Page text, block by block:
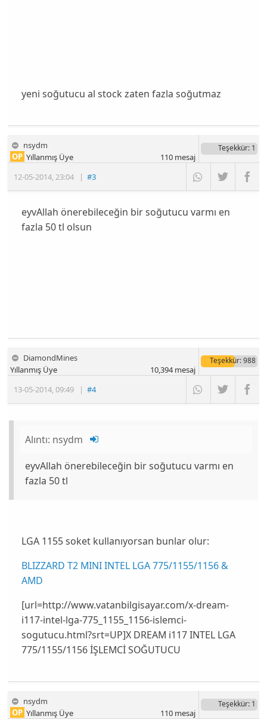
yeni soğutucu al stock zaten fazla soğutmaz
nsydm
12-05-2014,23:04 |#3
OP Yıllanmış Üye
Teşekkür: 1
110mesaj
eyvAllah önerebileceğin bir soğutucu varmı en
fazla 50 tl olsun
DiamondMines
13-05-2014,09:49 |#4
Yıllanmış Üye
Teşekkür: 988
10,394mesaj
Alıntı: nsydm
eyvAllah önerebileceğin bir soğutucu varmı en
fazla 50 tl
LGA 1155 soket kullanıyorsan bunlar olur:
BLIZZARD T2 MINI INTEL LGA 775/1155/1156 &
AMD
[url=http://www.vatanbilgisayar.com/x-dream-
i117-intel-lga-775_1155_1156-islemci-
sogutucu.html?srt=UP]X DREAM i117 INTEL LGA
775/1155/1156 İŞLEMCİ SOĞUTUCU
nsydm
OP Yıllanmış Üye
Teşekkür: 1
110mesaj